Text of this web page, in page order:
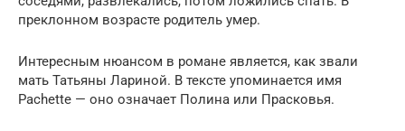
преклонном возрасте родитель умер.
Интересным нюансом в романе является, как звали
мать Татьяны Лариной. В тексте упоминается имя
Pachette — оно означает Полина или Прасковья.